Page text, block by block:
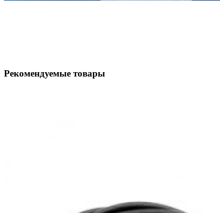
Рекомендуемые товары